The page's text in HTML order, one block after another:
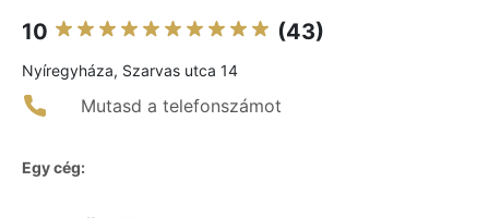
10 (43)
Nyíregyháza, Szarvas utca 14
Mutasd a telefonszámot
Egy cég: